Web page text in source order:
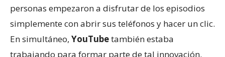
personas empezaron a disfrutar de los episodios
simplemente con abrir sus teléfonos y hacer un clic.
En simultáneo, YouTubetambién estaba
trabajando para formar parte de tal innovación.